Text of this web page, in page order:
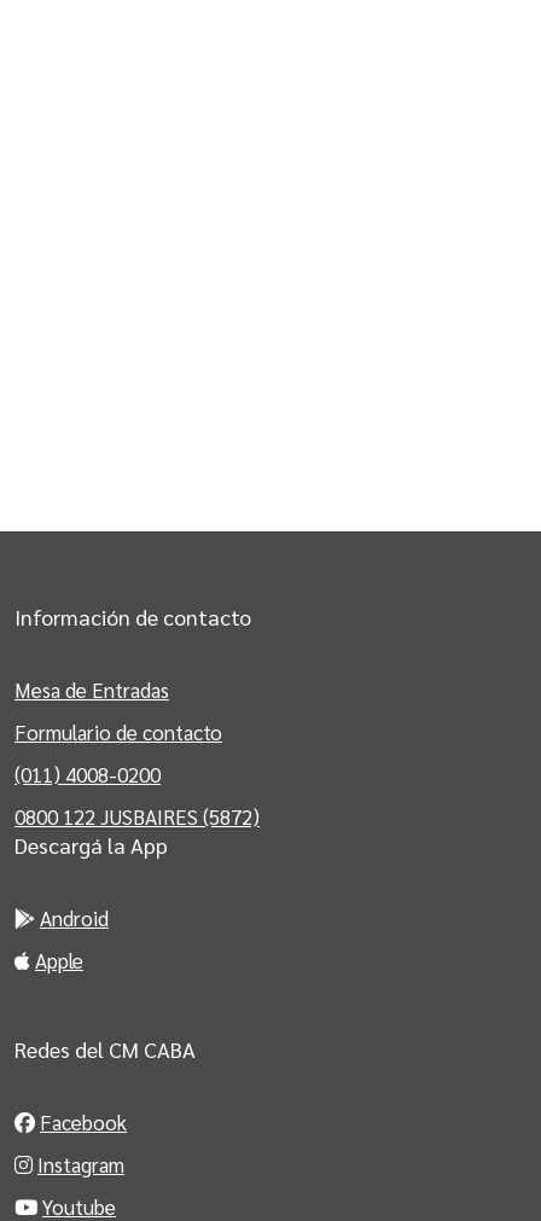
Información de contacto
Mesa de Entradas
Formulario de contacto
(011) 4008-0200
0800 122 JUSBAIRES (5872)
Descargá la App
Android
Apple
Redes del CM CABA
Facebook
Instagram
Youtube